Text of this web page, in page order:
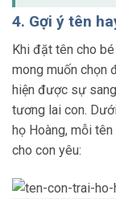
4. Gợi ý tên
Khi đặt tên cho
mong muốn chọn
hiện được sự
tương lai con.
họ Hoàng, mỗi
cho con yêu: